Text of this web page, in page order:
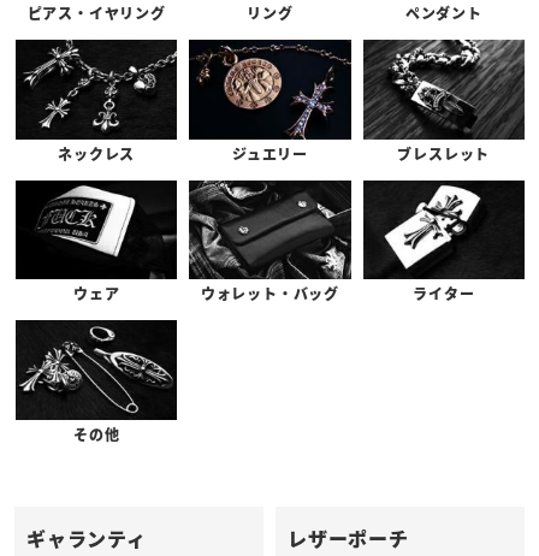
ピアス・イヤリング リング ペンダント
ネックレス ジュエリー ブレスレット
ウェア ウォレット・バッグ ライター
その他
ギャランティ レザーポーチ